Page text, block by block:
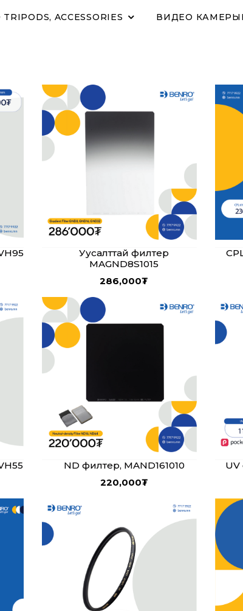
ACCESSORIES ВИДЕО КАМЕРЫН
Уусалттай филтер
MAGND8S1015
286,000₮
ND филтер, MAND161010
220,000₮